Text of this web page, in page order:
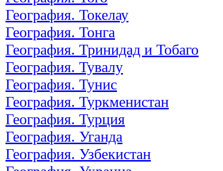
География. Токелау
География. Тонга
География. Тринидад и Тобаго
География. Тувалу
География. Тунис
География. Туркменистан
География. Турция
География. Уганда
География. Узбекистан